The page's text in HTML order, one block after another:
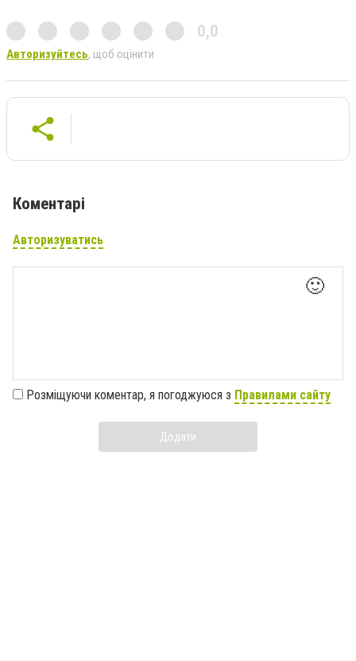
0,0
Авторизуйтесь, щоб оцінити
Коментарі
Авторизуватись
🙂
Розміщуючи коментар, я погоджуюся з Правилами сайту
Додати